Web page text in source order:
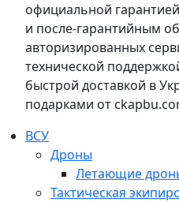
официальной
и после-гарантийным
авторизированных
технической
быстрой доставкой в
подарками от
ВСУ
Дроны
Летающие
Тактическая